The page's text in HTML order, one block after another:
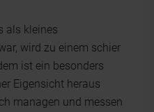
als kleines
wird zu einem schier
ist ein besonders
Eigensicht heraus
managen und messen